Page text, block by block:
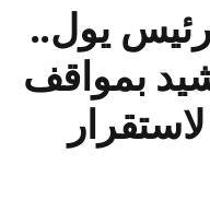
يول..
بمواقف